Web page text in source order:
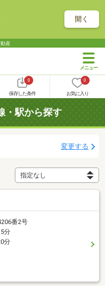
開く
産
0
保存した条件
0
お気に入り
・駅から探す
変更する
番2号
分
分